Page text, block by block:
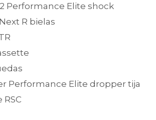
Performance Elite shock
R bielas
Performance Elite dropper tija
RSC